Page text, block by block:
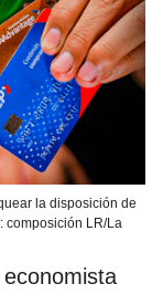
la disposición de
composición LR/La